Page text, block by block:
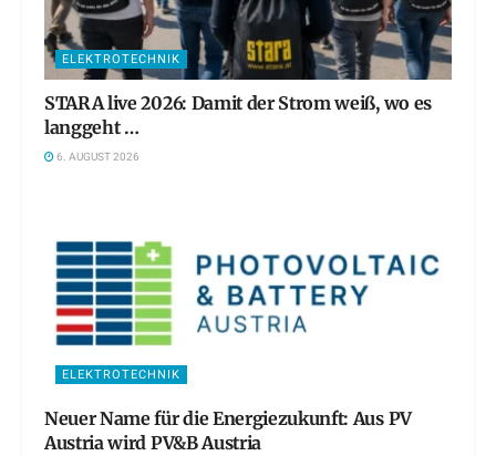
ELEKTROTECHNIK
STARA live 2026: Damit der Strom weiß, wo es
langgeht …
6. AUGUST 2026
ELEKTROTECHNIK
Neuer Name für die Energiezukunft: Aus PV
Austria wird PV&B Austria